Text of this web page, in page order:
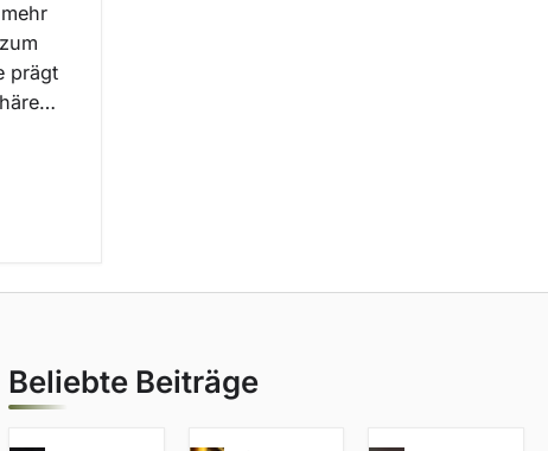
prägt
Beliebte Beiträge